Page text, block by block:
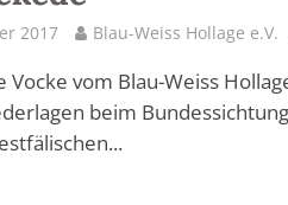
2017 Blau-Weiss Hollage e.V.
Vocke vom Blau-Weiss
beim